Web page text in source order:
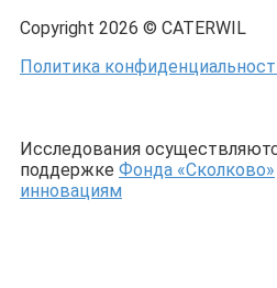
Copyright 2026 © CATERWIL
Политика
Исследования
поддержке Фонда «Сколково»
инновациям